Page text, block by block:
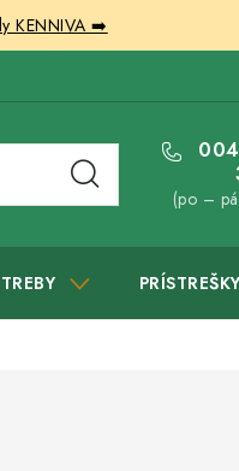
KENNIVA ➡️
(po –
PRÍSTREŠKY